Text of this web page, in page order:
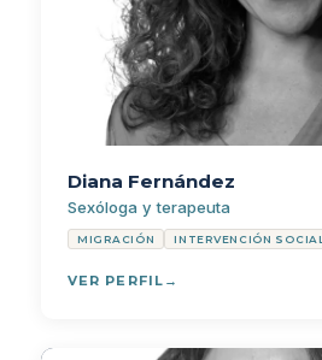
Diana Fernández
Sexóloga y terapeuta
MIGRACIÓN INTERVENCIÓN SOCIAL
VER PERFIL